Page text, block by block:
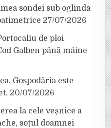
sondei sub oglinda
27/07/2026
de ploi
Galben până mâine
Gospodăria este
20/07/2026
la cele veșnice a
soțul doamnei